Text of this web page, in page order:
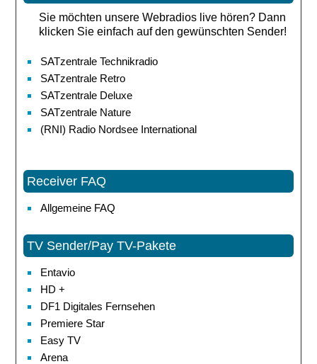
Sie möchten unsere Webradios live hören? Dann
klicken Sie einfach auf den gewünschten Sender!
SATzentrale Technikradio
SATzentrale Retro
SATzentrale Deluxe
SATzentrale Nature
(RNI) Radio Nordsee International
Receiver FAQ
Allgemeine FAQ
TV Sender/Pay TV-Pakete
Entavio
HD +
DF1 Digitales Fernsehen
Premiere Star
Easy TV
Arena